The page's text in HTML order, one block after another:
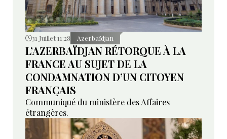
31 Juillet 11:28 Azerbaïdjan
L’AZERBAÏDJAN RÉTORQUE À LA
FRANCE AU SUJET DE LA
CONDAMNATION D’UN CITOYEN
FRANÇAIS
Communiqué du ministère des Affaires
étrangères.